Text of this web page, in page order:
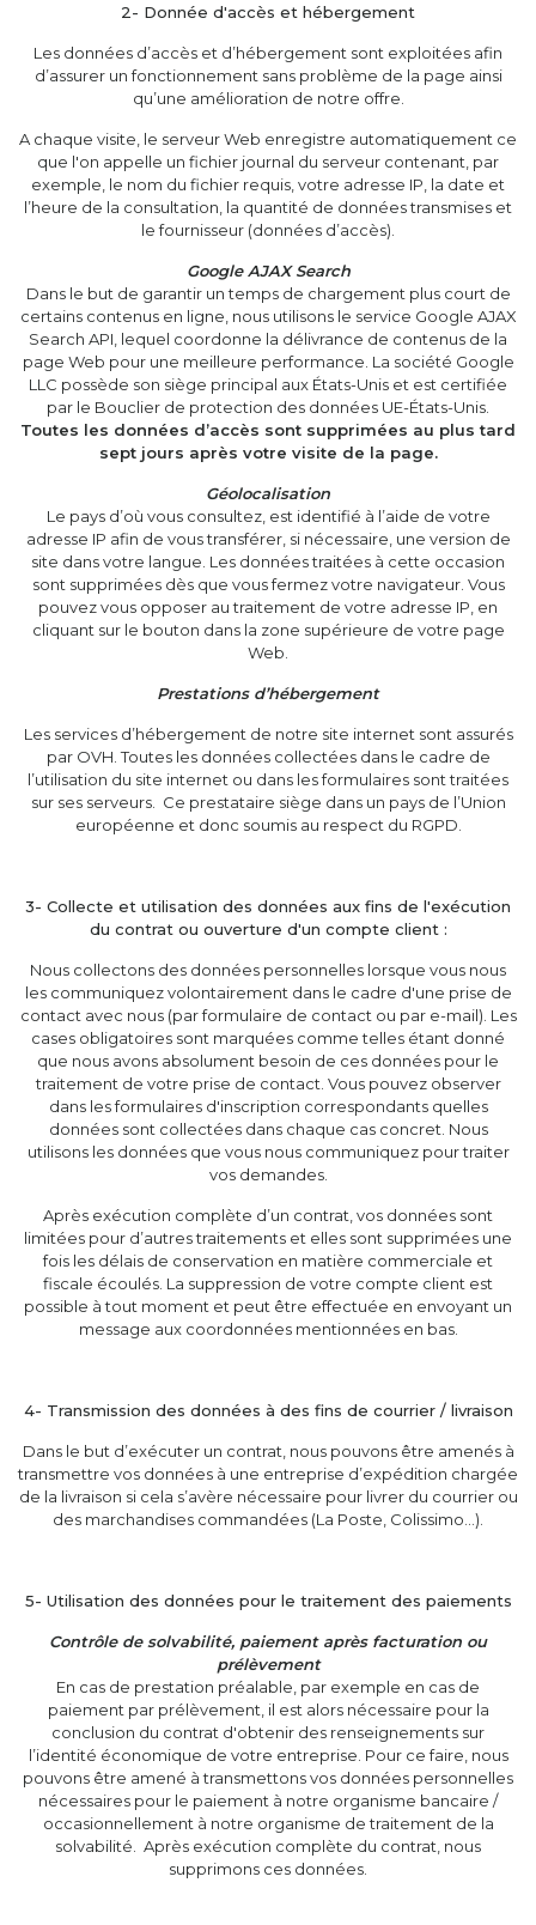
2- Donnée d'accès et hébergement
Les données d’accès et d’hébergement sont exploitées afin
d’assurer un fonctionnement sans problème de la page ainsi
qu’une amélioration de notre offre.
A chaque visite, le serveur Web enregistre automatiquement ce
que l'on appelle un fichier journal du serveur contenant, par
exemple, le nom du fichier requis, votre adresse IP, la date et
l’heure de la consultation, la quantité de données transmises et
le fournisseur (données d’accès).
Google AJAX Search
Dans le but de garantir un temps de chargement plus court de
certains contenus en ligne, nous utilisons le service Google AJAX
Search API, lequel coordonne la délivrance de contenus de la
page Web pour une meilleure performance. La société Google
LLC possède son siège principal aux États-Unis et est certifiée
par le Bouclier de protection des données UE-États-Unis.
Toutes les données d’accès sont supprimées au plus tard
sept jours après votre visite de la page.
Géolocalisation
Le pays d’où vous consultez, est identifié à l’aide de votre
adresse IP afin de vous transférer, si nécessaire, une version de
site dans votre langue. Les données traitées à cette occasion
sont supprimées dès que vous fermez votre navigateur. Vous
pouvez vous opposer au traitement de votre adresse IP, en
cliquant sur le bouton dans la zone supérieure de votre page
Web.
Prestations d’hébergement
Les services d’hébergement de notre site internet sont assurés
par OVH. Toutes les données collectées dans le cadre de
l’utilisation du site internet ou dans les formulaires sont traitées
sur ses serveurs. Ce prestataire siège dans un pays de l’Union
européenne et donc soumis au respect du RGPD.
3- Collecte et utilisation des données aux fins de l'exécution
du contrat ou ouverture d'un compte client :
Nous collectons des données personnelles lorsque vous nous
les communiquez volontairement dans le cadre d'une prise de
contact avec nous (par formulaire de contact ou par e-mail). Les
cases obligatoires sont marquées comme telles étant donné
que nous avons absolument besoin de ces données pour le
traitement de votre prise de contact. Vous pouvez observer
dans les formulaires d'inscription correspondants quelles
données sont collectées dans chaque cas concret. Nous
utilisons les données que vous nous communiquez pour traiter
vos demandes.
Après exécution complète d’un contrat, vos données sont
limitées pour d’autres traitements et elles sont supprimées une
fois les délais de conservation en matière commerciale et
fiscale écoulés. La suppression de votre compte client est
possible à tout moment et peut être effectuée en envoyant un
message aux coordonnées mentionnées en bas.
4- Transmission des données à des fins de courrier / livraison
Dans le but d’exécuter un contrat, nous pouvons être amenés à
transmettre vos données à une entreprise d’expédition chargée
de la livraison si cela s’avère nécessaire pour livrer du courrier ou
des marchandises commandées (La Poste, Colissimo…).
5- Utilisation des données pour le traitement des paiements
Contrôle de solvabilité, paiement après facturation ou
prélèvement
En cas de prestation préalable, par exemple en cas de
paiement par prélèvement, il est alors nécessaire pour la
conclusion du contrat d'obtenir des renseignements sur
l’identité économique de votre entreprise. Pour ce faire, nous
pouvons être amené à transmettons vos données personnelles
nécessaires pour le paiement à notre organisme bancaire /
occasionnellement à notre organisme de traitement de la
solvabilité. Après exécution complète du contrat, nous
supprimons ces données.